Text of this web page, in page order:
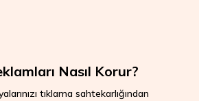
Nasıl Korur?
tıklama sahtekarlığından